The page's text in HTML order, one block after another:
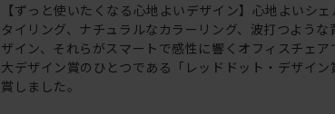
【ずっと使いたくなる心地よいデザイン】心地よいシ
タイリング、ナチュラルなカラーリング、波打つような
ザイン、それらがスマートで感性に響くオフィスチェア
大デザイン賞のひとつである「レッドドット・デザイ
賞しました。